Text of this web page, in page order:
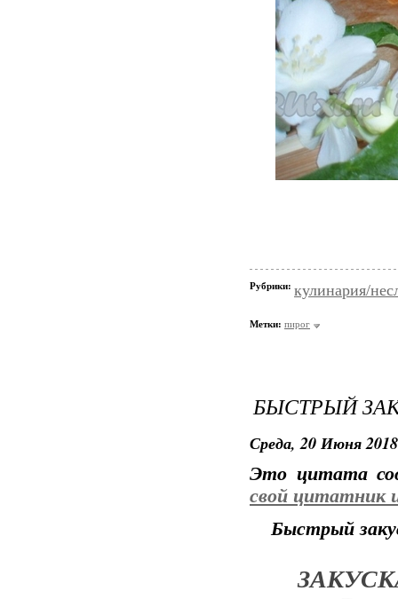
Рубрики: кулинария/
Метки: пирог
БЫСТРЫЙ
Среда, 20 Июня
Это цитата
свой цитатник
Быстрый